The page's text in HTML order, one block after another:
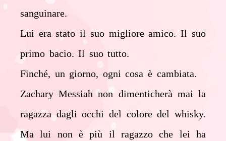
sanguinare.
Lui era stato il suo migliore amico. Il suo
primo bacio. Il suo tutto.
Finché, un giorno, ogni cosa è cambiata.
Zachary Messiah non dimenticherà mai la
ragazza dagli occhi del colore del whisky.
Ma lui non è più il ragazzo che lei ha